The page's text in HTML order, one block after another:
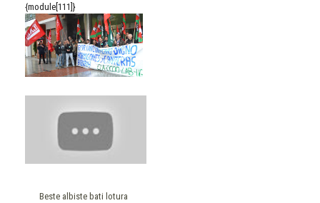
{module[111]}
Beste albiste bati lotura